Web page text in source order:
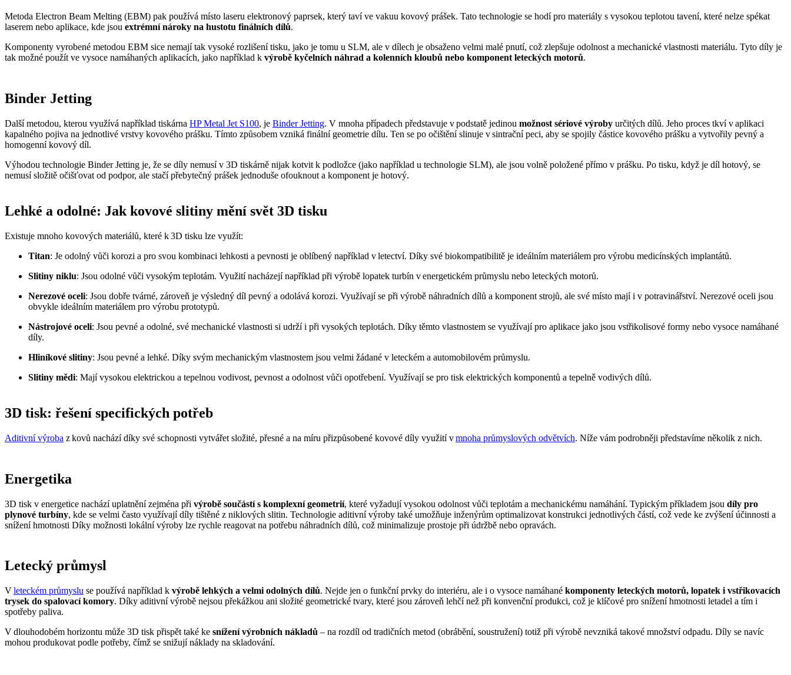
Metoda Electron Beam Melting (EBM) pak používá místo laseru elektronový paprsek, který taví ve vakuu kovový prášek. Tato technologie se hodí pro materiály s vysokou teplotou tavení, které nelze spékat
laserem nebo aplikace, kde jsou extrémní nároky na hustotu finálních dílů.
Komponenty vyrobené metodou EBM sice nemají tak vysoké rozlišení tisku, jako je tomu u SLM, ale v dílech je obsaženo velmi malé pnutí, což zlepšuje odolnost a mechanické vlastnosti materiálu. Tyto díly je
tak možné použít ve vysoce namáhaných aplikacích, jako například k výrobě kyčelních náhrad a kolenních kloubů nebo komponent leteckých motorů.
Binder Jetting
Další metodou, kterou využívá například tiskárna HP Metal Jet S100, je Binder Jetting. V mnoha případech představuje v podstatě jedinou možnost sériové výroby určitých dílů. Jeho proces tkví v aplikaci
kapalného pojiva na jednotlivé vrstvy kovového prášku. Tímto způsobem vzniká finální geometrie dílu. Ten se po očištění slinuje v sintrační peci, aby se spojily částice kovového prášku a vytvořily pevný a
homogenní kovový díl.
Výhodou technologie Binder Jetting je, že se díly nemusí v 3D tiskárně nijak kotvit k podložce (jako například u technologie SLM), ale jsou volně položené přímo v prášku. Po tisku, když je díl hotový, se
nemusí složitě očišťovat od podpor, ale stačí přebytečný prášek jednoduše ofouknout a komponent je hotový.
Lehké a odolné: Jak kovové slitiny mění svět 3D tisku
Existuje mnoho kovových materiálů, které k 3D tisku lze využít:
Titan: Je odolný vůči korozi a pro svou kombinaci lehkosti a pevnosti je oblíbený například v letectví. Díky své biokompatibilitě je ideálním materiálem pro výrobu medicínských implantátů.
Slitiny niklu: Jsou odolné vůči vysokým teplotám. Využití nacházejí například při výrobě lopatek turbín v energetickém průmyslu nebo leteckých motorů.
Nerezové oceli: Jsou dobře tvárné, zároveň je výsledný díl pevný a odolává korozi. Využívají se při výrobě náhradních dílů a komponent strojů, ale své místo mají i v potravinářství. Nerezové oceli jsou
obvykle ideálním materiálem pro výrobu prototypů.
Nástrojové oceli: Jsou pevné a odolné, své mechanické vlastnosti si udrží i při vysokých teplotách. Díky těmto vlastnostem se využívají pro aplikace jako jsou vstřikolisové formy nebo vysoce namáhané
díly.
Hliníkové slitiny: Jsou pevné a lehké. Díky svým mechanickým vlastnostem jsou velmi žádané v leteckém a automobilovém průmyslu.
Slitiny mědi: Mají vysokou elektrickou a tepelnou vodivost, pevnost a odolnost vůči opotřebení. Využívají se pro tisk elektrických komponentů a tepelně vodivých dílů.
3D tisk: řešení specifických potřeb
Aditivní výroba z kovů nachází díky své schopnosti vytvářet složité, přesné a na míru přizpůsobené kovové díly využití vmnoha průmyslových odvětvích. Níže vám podrobněji představíme několik z nich.
Energetika
3D tisk v energetice nachází uplatnění zejména při výrobě součástí s komplexní geometrií, které vyžadují vysokou odolnost vůči teplotám a mechanickému namáhání. Typickým příkladem jsou díly pro
plynové turbíny, kde se velmi často využívají díly tištěné z niklových slitin. Technologie aditivní výroby také umožňuje inženýrům optimalizovat konstrukci jednotlivých částí, což vede ke zvýšení účinnosti a
snížení hmotnosti Díky možnosti lokální výroby lze rychle reagovat na potřebu náhradních dílů, což minimalizuje prostoje při údržbě nebo opravách.
Letecký průmysl
Vleteckém průmyslu se používá například k výrobě lehkých a velmi odolných dílů. Nejde jen o funkční prvky do interiéru, ale i o vysoce namáhané komponenty leteckých motorů, lopatek i vstřikovacích
trysek do spalovací komory. Díky aditivní výrobě nejsou překážkou ani složité geometrické tvary, které jsou zároveň lehčí než při konvenční produkci, což je klíčové pro snížení hmotnosti letadel a tím i
spotřeby paliva.
V dlouhodobém horizontu může 3D tisk přispět také ke snížení výrobních nákladů – na rozdíl od tradičních metod (obrábění, soustružení) totiž při výrobě nevzniká takové množství odpadu. Díly se navíc
mohou produkovat podle potřeby, čímž se snižují náklady na skladování.